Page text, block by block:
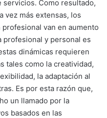
Como resultado,
vez más extensas, los
van en aumento
profesional y personal es
dinámicas requieren
tales como la creatividad,
la adaptación al
Es por esta razón que,
un llamado por la
basados en las